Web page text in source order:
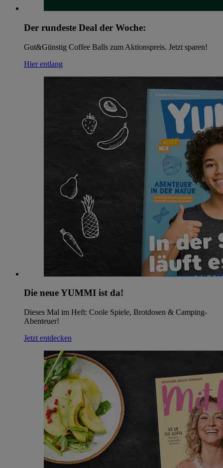
Der rundeste Deal der Woche:
Gut&Günstig Coffee Balls zum Aktionspreis. Jetzt sparen!
Hier entlang
Die neue YUMMI ist da!
Dieses Mal im Heft: Coole Spiele, Brotdosen & Camping-
Abenteuer!
Jetzt entdecken